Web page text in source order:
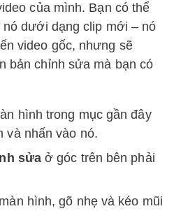
của mình. Bạn có thể
dưới dạng clip mới – nó
video gốc, nhưng sẽ
bản chỉnh sửa mà bạn có
hình trong mục gần đây
và nhấn vào nó.
sửaở góc trên bên phải
hình, gõ nhẹ và kéo mũi